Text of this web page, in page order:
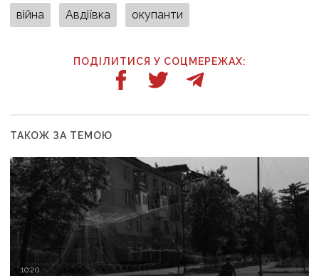
війна Авдіївка окупанти
ПОДІЛИТИСЯ У СОЦМЕРЕЖАХ:
ТАКОЖ ЗА ТЕМОЮ
10:20